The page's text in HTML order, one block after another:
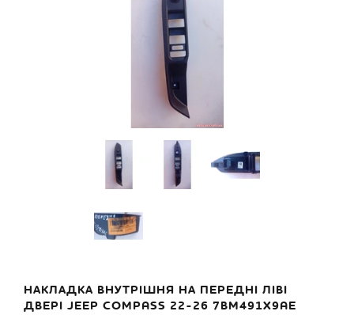
НАКЛАДКА ВНУТРІШНЯ НА ПЕРЕДНІ ЛІВІ
ДВЕРІ JEEP COMPASS 22-26 7BM491X9AE